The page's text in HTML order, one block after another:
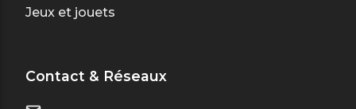
Jeux et jouets
Contact & Réseaux